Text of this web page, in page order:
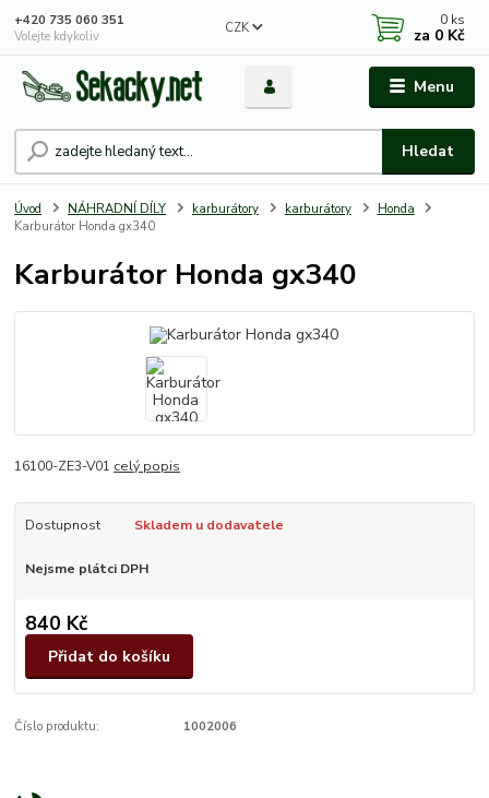
Menu
CZK
Hledat
+420 735 060 351
Volejte kdykoliv
0 ks
za 0 Kč
Úvod NÁHRADNÍ DÍLY karburátory karburátory
Honda
Karburátor Honda gx340
Karburátor Honda gx340
16100-ZE3-V01 celý popis
Dostupnost Skladem u dodavatele
Nejsme plátci DPH
840 Kč
Přidat do košíku
Číslo produktu: 1002006